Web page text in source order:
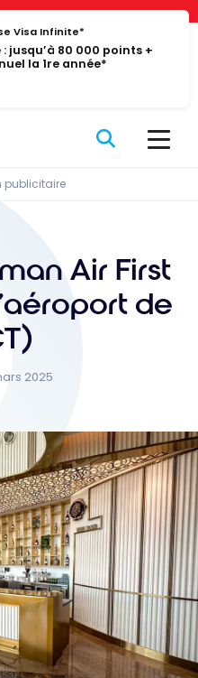
Visa Infinite*
jusqu’à 80 000 points +
la 1re année*
publicitaire
Air First
de
2025